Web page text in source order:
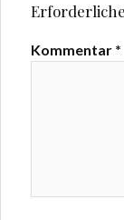
Kommentar *